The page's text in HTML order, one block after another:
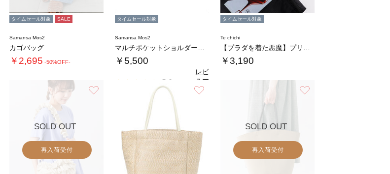
タイムセール対象 SALE
Samansa Mos2
カゴバッグ
￥2,695 -50%OFF-
タイムセール対象
Samansa Mos2
￥5,500
5.0
レビ
ュー
を見
る
タイムセール対象
Te chichi
￥3,190
SOLD OUT
再入荷受付
SOLD OUT
再入荷受付